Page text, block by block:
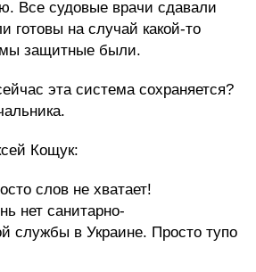
Все судовые врачи сдавали
готовы на случай какой-то
защитные были.
эта система сохраняется?
Кощук:
слов не хватает!
нет санитарно-
службы в Украине. Просто тупо